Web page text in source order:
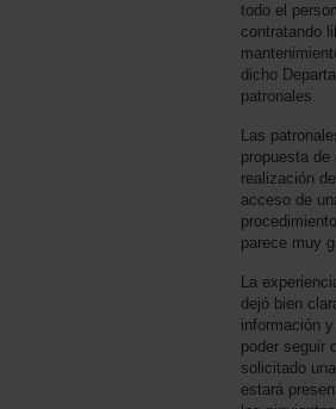
todo el
contratando
dicho
patronales.
Las
propuesta
realización
acceso de
parece muy
La
dejó bien
información
poder seguir
solicitado
estará